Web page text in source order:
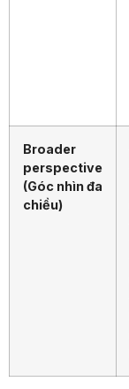
Broader
perspective
(Góc nhìn đa
chiều)